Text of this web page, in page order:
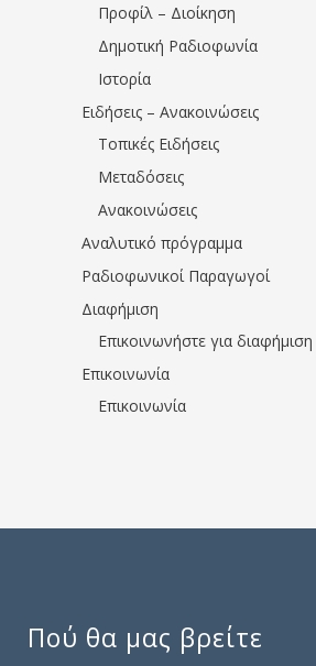
Προφίλ – Διοίκηση
Δημοτική Ραδιοφωνία
Ιστορία
Ειδήσεις – Ανακοινώσεις
Τοπικές Ειδήσεις
Μεταδόσεις
Ανακοινώσεις
Αναλυτικό πρόγραμμα
Ραδιοφωνικοί Παραγωγοί
Διαφήμιση
Επικοινωνήστε για διαφήμιση
Επικοινωνία
Επικοινωνία
Πού θα μας βρείτε